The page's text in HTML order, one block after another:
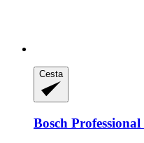
Cesta
Bosch Professional